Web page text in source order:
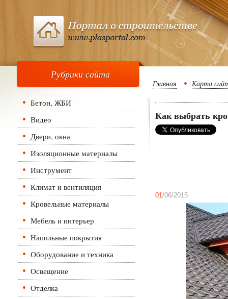
Рубрики сайта
Бетон, ЖБИ
Видео
Двери, окна
Изоляционные материалы
Инструмент
Климат и вентиляция
Кровельные материалы
Мебель и интерьер
Напольные покрытия
Оборудование и техника
Освещение
Отделка
Главная Карта
Как выбрать
01/06/2015